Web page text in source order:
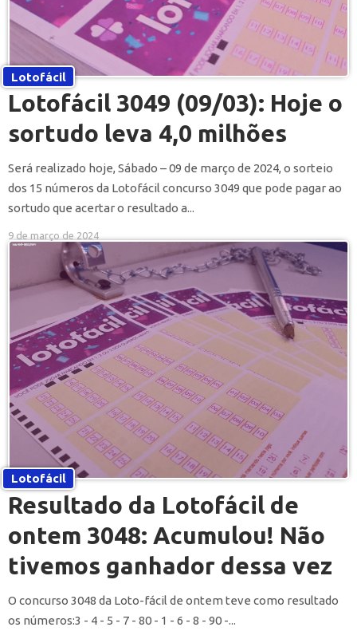
Lotofácil
Lotofácil 3049 (09/03): Hoje o
sortudo leva 4,0 milhões
Será realizado hoje, Sábado – 09 de março de 2024, o sorteio
dos 15 números da Lotofácil concurso 3049 que pode pagar ao
sortudo que acertar o resultado a...
9 de março de 2024
Lotofácil
Resultado da Lotofácil de
ontem 3048: Acumulou! Não
tivemos ganhador dessa vez
O concurso 3048 da Loto-fácil de ontem teve como resultado
os números:3 - 4 - 5 - 7 - 80 - 1 - 6 - 8 - 90 -...